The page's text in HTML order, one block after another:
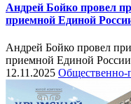
Андрей Бойко провел
приемной Единой
Андрей Бойко провел
приемной Единой России
12.11.2025 Общественно-